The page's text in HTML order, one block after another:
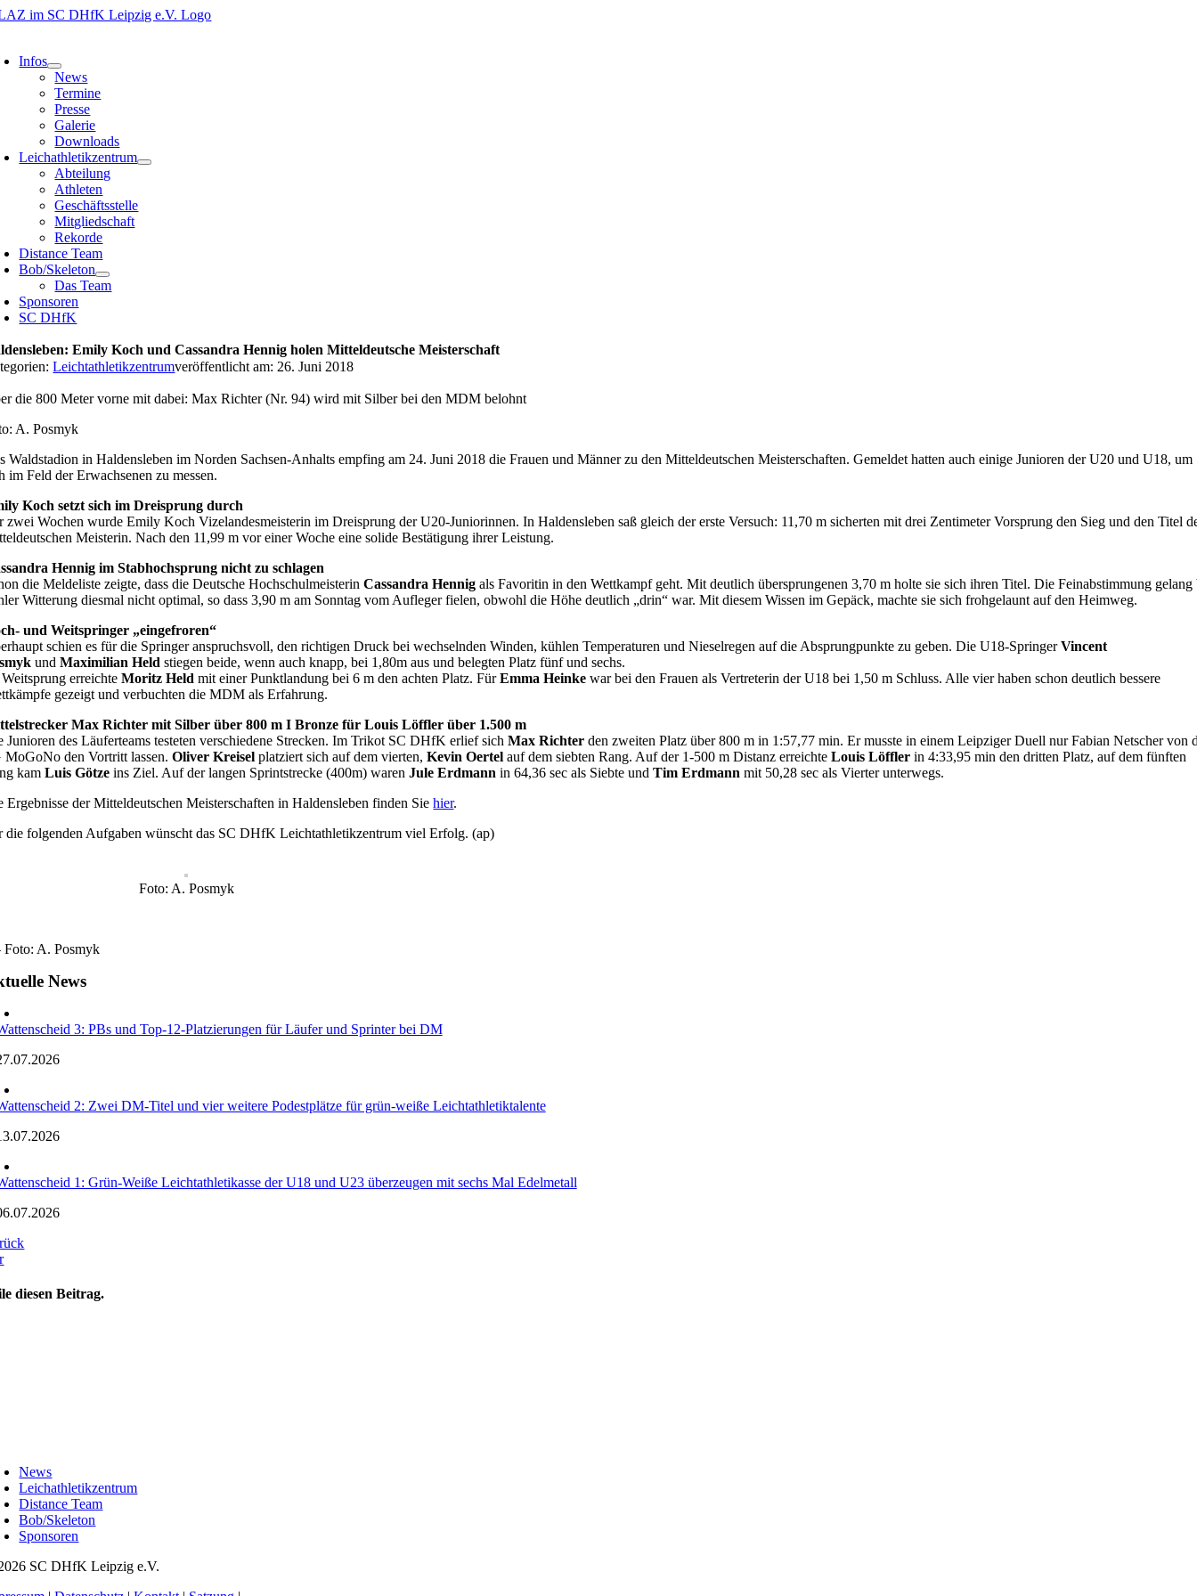
Zum
Infos
News
Termine
Presse
Galerie
Downloads
Leichathletikzentrum
Abteilung
Athleten
Geschäftsstelle
Mitgliedschaft
Rekorde
Distance Team
Bob/Skeleton
Das Team
Sponsoren
SC DHfK
Emily Koch und Cassandra Hennig holen Mitteldeutsche Meisterschaft
Leichtathletikzentrumveröffentlicht am: 26. Juni 2018
die 800 Meter vorne mit dabei: Max Richter (Nr. 94) wird mit Silber bei den MDM belohnt
A. Posmyk
Waldstadion in Haldensleben im Norden Sachsen-Anhalts empfing am 24. Juni 2018 die Frauen und Männer zu den Mitteldeutschen Meisterschaften. Gemeldet hatten auch einige Junioren der U20 und U18, um
im Feld der Erwachsenen zu messen.
Koch setzt sich im Dreisprung durch
zwei Wochen wurde Emily Koch Vizelandesmeisterin im Dreisprung der U20-Juniorinnen. In Haldensleben saß gleich der erste Versuch: 11,70 m sicherten mit drei Zentimeter Vorsprung den Sieg und den Titel
Meisterin. Nach den 11,99 m vor einer Woche eine solide Bestätigung ihrer Leistung.
Hennig im Stabhochsprung nicht zu schlagen
die Meldeliste zeigte, dass die Deutsche HochschulmeisterinCassandra Hennig als Favoritin in den Wettkampf geht. Mit deutlich übersprungenen 3,70 m holte sie sich ihren Titel. Die Feinabstimmung gelang
Witterung diesmal nicht optimal, so dass 3,90 m am Sonntag vom Aufleger fielen, obwohl die Höhe deutlich „drin“ war. Mit diesem Wissen im Gepäck, machte sie sich frohgelaunt auf den Heimweg.
und Weitspringer „eingefroren“
schien es für die Springer anspruchsvoll, den richtigen Druck bei wechselnden Winden, kühlen Temperaturen und Nieselregen auf die Absprungpunkte zu geben. Die U18-SpringerVincent
undMaximilian Held stiegen beide, wenn auch knapp, bei 1,80m aus und belegten Platz fünf und sechs.
erreichteMoritz Held mit einer Punktlandung bei 6 m den achten Platz. FürEmma Heinke war bei den Frauen als Vertreterin der U18 bei 1,50 m Schluss. Alle vier haben schon deutlich bessere
gezeigt und verbuchten die MDM als Erfahrung.
Max Richter mit Silber über 800 m I Bronze für Louis Löffler über 1.500 m
Junioren des Läuferteams testeten verschiedene Strecken. Im Trikot SC DHfK erlief sichMax Richter den zweiten Platz über 800 m in 1:57,77 min. Er musste in einem Leipziger Duell nur Fabian Netscher von
MoGoNo den Vortritt lassen.Oliver Kreisel platziert sich auf dem vierten,Kevin Oertel auf dem siebten Rang. Auf der 1-500 m Distanz erreichteLouis Löffler in 4:33,95 min den dritten Platz, auf dem fünften
kamLuis Götze ins Ziel. Auf der langen Sprintstrecke (400m) warenJule Erdmann in 64,36 sec als Siebte undTim Erdmann mit 50,28 sec als Vierter unterwegs.
Ergebnisse der Mitteldeutschen Meisterschaften in Haldensleben finden Siehier.
die folgenden Aufgaben wünscht das SC DHfK Leichtathletikzentrum viel Erfolg. (ap)
Foto: A. Posmyk
Foto: A. Posmyk
News
3: PBs und Top-12-Platzierungen für Läufer und Sprinter bei DM
2: Zwei DM-Titel und vier weitere Podestplätze für grün-weiße Leichtathletiktalente
1: Grün-Weiße Leichtathletikasse der U18 und U23 überzeugen mit sechs Mal Edelmetall
diesen Beitrag.
News
Leichathletikzentrum
Distance Team
Bob/Skeleton
Sponsoren
SC DHfK Leipzig e.V.